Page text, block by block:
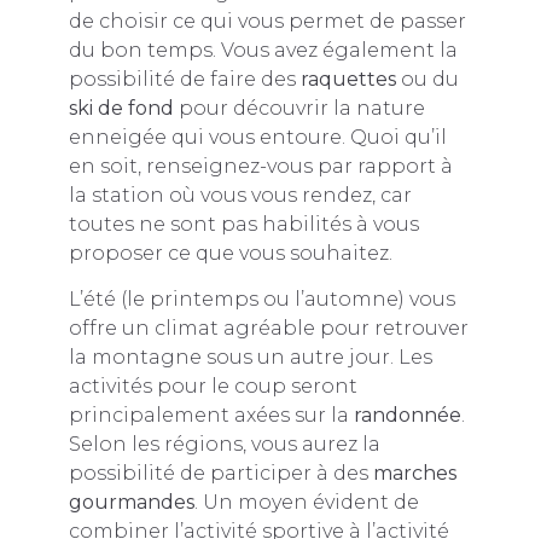
de choisir ce qui vous permet de passer
du bon temps. Vous avez également la
possibilité de faire des raquettesou du
ski de fond pour découvrir la nature
enneigée qui vous entoure. Quoi qu’il
en soit, renseignez-vous par rapport à
la station où vous vous rendez, car
toutes ne sont pas habilités à vous
proposer ce que vous souhaitez.
L’été (le printemps ou l’automne) vous
offre un climat agréable pour retrouver
la montagne sous un autre jour. Les
activités pour le coup seront
principalement axées sur la randonnée.
Selon les régions, vous aurez la
possibilité de participer à des marches
gourmandes. Un moyen évident de
combiner l’activité sportive à l’activité